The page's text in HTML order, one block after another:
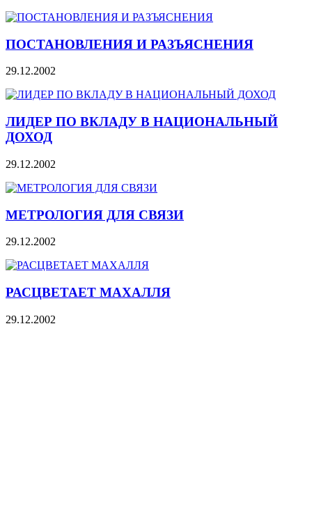
ПОСТАНОВЛЕНИЯ И РАЗЪЯСНЕНИЯ
29.12.2002
ЛИДЕР ПО ВКЛАДУ В НАЦИОНАЛЬНЫЙ
ДОХОД
29.12.2002
МЕТРОЛОГИЯ ДЛЯ СВЯЗИ
29.12.2002
РАСЦВЕТАЕТ МАХАЛЛЯ
29.12.2002